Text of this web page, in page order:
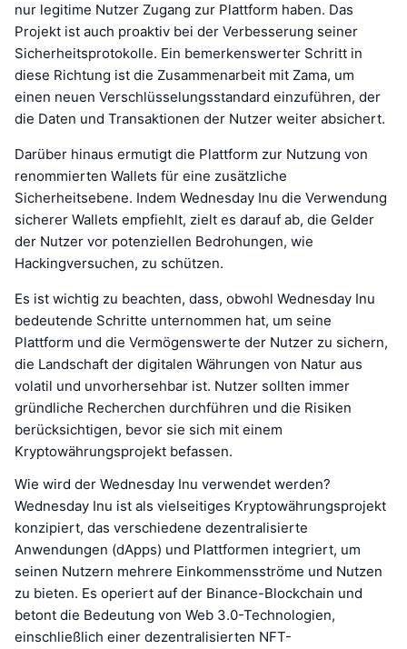
nur legitime Nutzer Zugang zur Plattform haben. Das
Projekt ist auch proaktiv bei der Verbesserung seiner
Sicherheitsprotokolle. Ein bemerkenswerter Schritt in
diese Richtung ist die Zusammenarbeit mit Zama, um
einen neuen Verschlüsselungsstandard einzuführen, der
die Daten und Transaktionen der Nutzer weiter absichert.
Darüber hinaus ermutigt die Plattform zur Nutzung von
renommierten Wallets für eine zusätzliche
Sicherheitsebene. Indem Wednesday Inu die Verwendung
sicherer Wallets empfiehlt, zielt es darauf ab, die Gelder
der Nutzer vor potenziellen Bedrohungen, wie
Hackingversuchen, zu schützen.
Es ist wichtig zu beachten, dass, obwohl Wednesday Inu
bedeutende Schritte unternommen hat, um seine
Plattform und die Vermögenswerte der Nutzer zu sichern,
die Landschaft der digitalen Währungen von Natur aus
volatil und unvorhersehbar ist. Nutzer sollten immer
gründliche Recherchen durchführen und die Risiken
berücksichtigen, bevor sie sich mit einem
Kryptowährungsprojekt befassen.
Wie wird der Wednesday Inu verwendet werden?
Wednesday Inu ist als vielseitiges Kryptowährungsprojekt
konzipiert, das verschiedene dezentralisierte
Anwendungen (dApps) und Plattformen integriert, um
seinen Nutzern mehrere Einkommensströme und Nutzen
zu bieten. Es operiert auf der Binance-Blockchain und
betont die Bedeutung von Web 3.0-Technologien,
einschließlich einer dezentralisierten NFT-